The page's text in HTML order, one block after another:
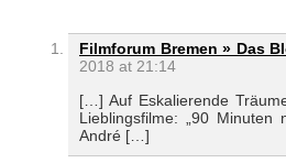
Filmforum Bremen » Das
2018 at 21:14
[…] Auf Eskalierende
Lieblingsfilme: „90 Minuten
André […]